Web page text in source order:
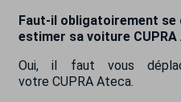
Faut-il obligatoirement se
estimer sa voiture CUPRA
Oui, il faut vous
votre CUPRA Ateca.